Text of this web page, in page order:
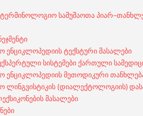
სამუშაოთა
ენციკლოპედიის ტექსტური მასალები
სისტემები ქართული
ენციკლოპედიის მეთოდიკური
ლინგვისტიკის (დიალექტოლოგიის)
მასალები